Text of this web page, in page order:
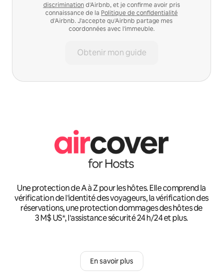
discrimination d'Airbnb, et je confirme avoir pris
connaissance de la Politique de confidentialité
d'Airbnb. J'accepte qu'Airbnb partage mes
coordonnées avec l'immeuble.
Obtenir mon guide
Une protection de A à Z pour les hôtes. Elle comprend la
vérification de l'identité des voyageurs, la vérification des
réservations, une protection dommages des hôtes de
3 M$ US*, l'assistance sécurité 24 h/24 et plus.
En savoir plus